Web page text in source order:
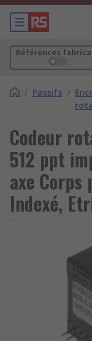
Références
/ Passifs /
Codeur
512 ppt
axe
Indexé,